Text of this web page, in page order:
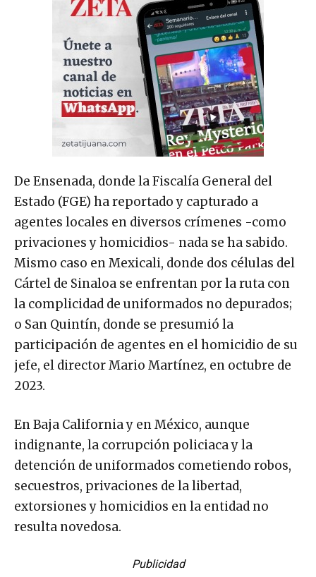
De Ensenada, donde la Fiscalía General del
Estado (FGE) ha reportado y capturado a
agentes locales en diversos crímenes -como
privaciones y homicidios- nada se ha sabido.
Mismo caso en Mexicali, donde dos células del
Cártel de Sinaloa se enfrentan por la ruta con
la complicidad de uniformados no depurados;
o San Quintín, donde se presumió la
participación de agentes en el homicidio de su
jefe, el director Mario Martínez, en octubre de
2023.
En Baja California y en México, aunque
indignante, la corrupción policiaca y la
detención de uniformados cometiendo robos,
secuestros, privaciones de la libertad,
extorsiones y homicidios en la entidad no
resulta novedosa.
Publicidad